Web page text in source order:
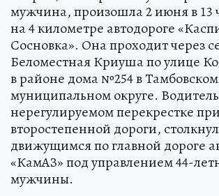
мужчина, произошла 2 июня в 13
на 4 километре автодороге
Сосновка». Она проходит через
Беломестная Криуша по улице
в районе дома №254 в Тамбовском
муниципальном округе.
нерегулируемом перекрестке
второстепенной дороги,
движущимся по главной дороге
«КамАЗ» под управлением 44-
мужчины.